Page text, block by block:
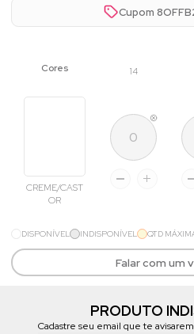
Cupom
14
CREME/CAST
OR
DISPONÍVEL INDISPONÍVEL QTD
Falar com um
PRODUTO
Cadastre seu email que te